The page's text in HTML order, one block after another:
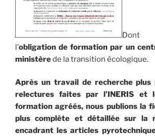
Dont
l’obligation de formation par un
ministèrede la transition écologique.
Après un travail de recherche plus
relectures faites par l’INERIS et
formation agréés, nous publions la
plus complète et détaillée sur la
encadrant les articles